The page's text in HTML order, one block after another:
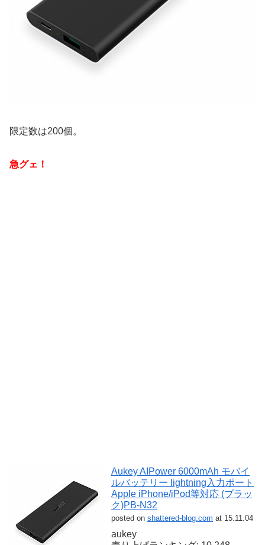
限定数は200個。
急グェ！
Aukey AIPower 6000mAh モバイ
ルバッテリー lightning入力ポート
Apple iPhone/iPod等対応 (ブラッ
ク)PB-N32
posted on shattered-blog.com at 15.11.04
aukey